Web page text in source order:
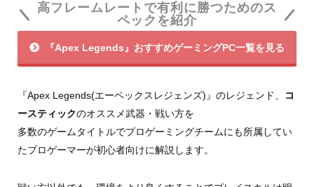
高フレームレートで有利に勝つためのス
ペックを紹介
『Apex Legends』おすすめゲーミングPC一覧を見る
『Apex Legends(エーペックスレジェンズ)』のレジェンド、
コ
ースティックのオススメ武器・戦い方を
多数のゲームタイトルでプロゲーミングチームにも所属してい
たプロゲーマーが初心者向けに解説します。